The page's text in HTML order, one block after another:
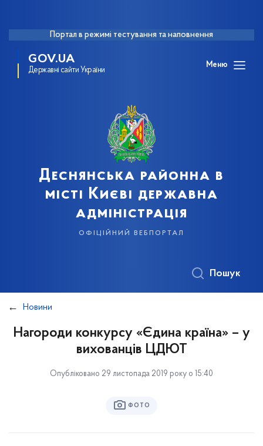
Портал в режимі тестування та наповнення
GOV.UA
Державні сайти України
Меню
Деснянська районна в
місті Києві державна
адміністрація
офіційний вебпортал
Пошук
Новини
Нагороди конкурсу «Єдина країна» – у
вихованців ЦДЮТ
Опубліковано 29 листопада 2019 року о 15:40
ФОТО